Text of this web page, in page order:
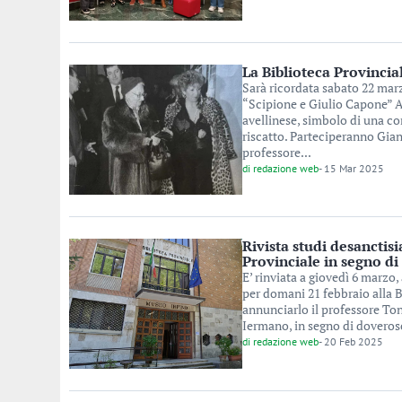
La Biblioteca
Sarà ricordata sabato 22
“Scipione e Giulio
avellinese, simbolo di una
riscatto. Parteciperanno
professore...
di redazione web- 15 Mar 2025
Rivista studi
Provinciale in segno
E’ rinviata a giovedì 6
per domani 21 febbraio alla
annunciarlo il professore
Iermano, in segno di
di redazione web- 20 Feb 2025